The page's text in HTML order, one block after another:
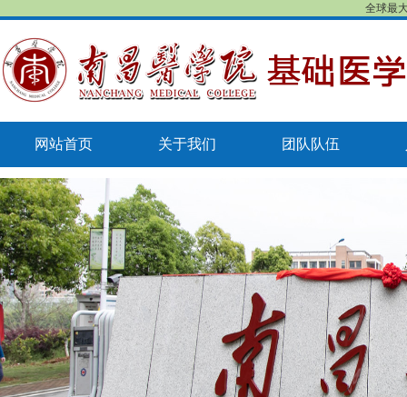
全球最
网站首页 关于我们 团队队伍